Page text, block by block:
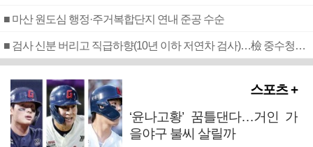
■ 마산 원도심 행정·주거복합단지 연내 준공 수순
■ 검사 신분 버리고 직급하향(10년 이하 저연차 검사)…檢 중수청행 기피
스포츠 +
‘윤나고황’ 꿈틀댄다…거인 가
을야구 불씨 살릴까